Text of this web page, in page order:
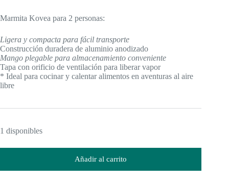
era:
es:
Marmita Kovea para 2 personas:
Ligera y compacta para fácil transporte
Construcción duradera de aluminio anodizado
Mango plegable para almacenamiento conveniente
Tapa con orificio de ventilación para liberar vapor
* Ideal para cocinar y calentar alimentos en aventuras al aire
libre
1 disponibles
Añadir al carrito